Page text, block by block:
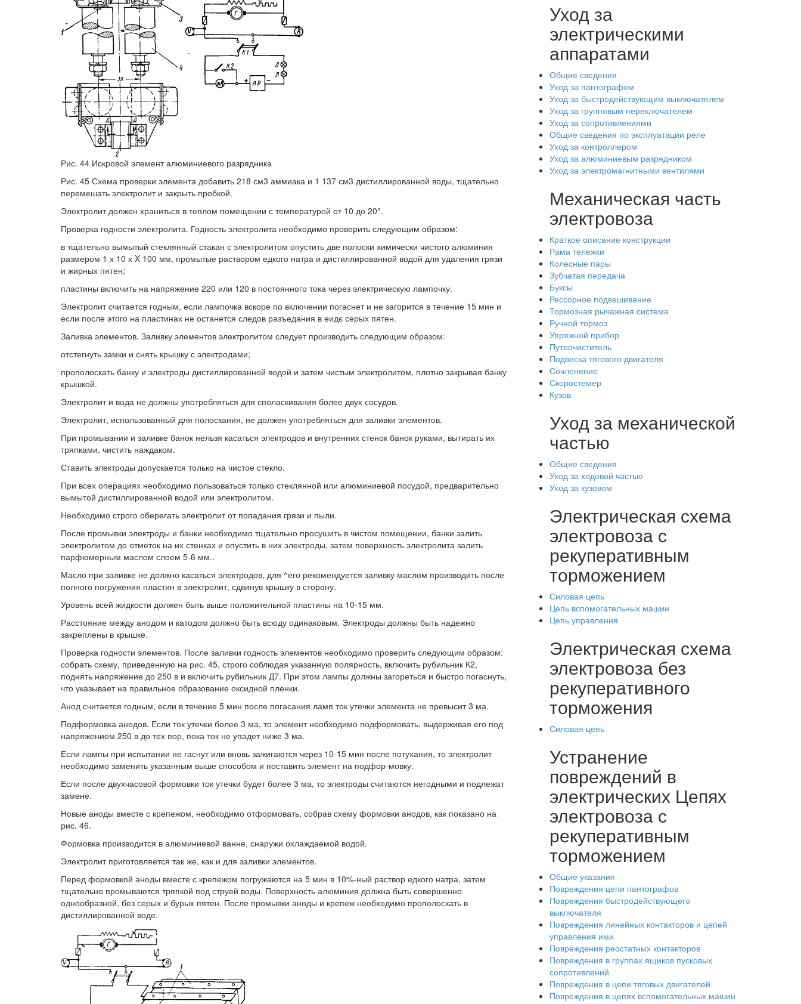
Рис. 44 Искровой элемент алюминиевого разрядника
Рис. 45 Схема проверки элемента добавить 218 см3 аммиака и 1 137 см3 дистиллированной воды, тщательно
перемешать электролит и закрыть пробкой.
Электролит должен храниться в теплом помещении с температурой от 10 до 20°.
Проверка годности электролита. Годность электролита необходимо проверить следующим образом:
в тщательно вымытый стеклянный стакан с электролитом опустить две полоски химически чистого алюминия
размером 1 х 10 х X 100 мм, промытые раствором едкого натра и дистиллированной водой для удаления грязи
и жирных пятен;
пластины включить на напряжение 220 или 120 в постоянного тока через электрическую лампочку.
Электролит считается годным, если лампочка вскоре по включении погаснет и не загорится в течение 15 мин и
если после этого на пластинах не останется следов разъедания в еидє серых пятен.
Заливка элементов. Заливку элементов электролитом следует производить следующим образом:
отстегнуть замки и снять крышку с электродами;
прополоскать банку и электроды дистиллированной водой и затем чистым электролитом, плотно закрывая банку
крышкой.
Электролит и вода не должны употребляться для споласкивания более двух сосудов.
Электролит, использованный для полоскания, не должен употребляться для заливки элементов.
При промывании и заливке банок нельзя касаться электродов и внутренних стенок банок руками, вытирать их
тряпками, чистить наждаком.
Ставить электроды допускается только на чистое стекло.
При всех операциях необходимо пользоваться только стеклянной или алюминиевой посудой, предварительно
вымытой дистиллированной водой или электролитом.
Необходимо строго оберегать электролит от попадания грязи и пыли.
После промывки электроды и банки необходимо тщательно просушить в чистом помещении, банки залить
электролитом до отметок на их стенках и опустить в них электроды, затем поверхность электролита залить
парфюмерным маслом слоем 5-6 мм..
Масло при заливке не должно касаться электродов, для ^его рекомендуется заливку маслом производить после
полного погружения пластин в электролит, сдвинув крышку в сторону.
Уровень всей жидкости должен быть выше положительной пластины на 10-15 мм.
Расстояние между анодом и катодом должно быть всюду одинаковым. Электроды должны быть надежно
закреплены в крышке.
Проверка годности элементов. После заливки годность элементов необходимо проверить следующим образом:
собрать схему, приведенную на рис. 45, строго соблюдая указанную полярность, включить рубильник К2,
поднять напряжение до 250 в и включить рубильник Д7. При этом лампы должны загореться и быстро погаснуть,
что указывает на правильное образование оксидной пленки.
Анод считается годным, если в течение 5 мин после погасания ламп ток утечки элемента не превысит 3 ма.
Подформовка анодов. Если ток утечки более 3 ма, то элемент необходимо подформовать, выдерживая его под
напряжением 250 в до тех пор, пока ток не упадет ниже 3 ма.
Если лампы при испытании не гаснут или вновь зажигаются через 10-15 мин после потухания, то электролит
необходимо заменить указанным выше способом и поставить элемент на подфор-мовку.
Если после двухчасовой формовки ток утечки будет более 3 ма, то электроды считаются негодными и подлежат
замене.
Новые аноды вместе с крепежом, необходимо отформовать, собрав схему формовки анодов, как показано на
рис. 46.
Формовка производится в алюминиевой ванне, снаружи охлаждаемой водой.
Электролит приготовляется так же, как и для заливки элементов.
Перед формовкой аноды вместе с крепежом погружаются на 5 мин в 10%-ный раствор едкого натра, затем
тщательно промываются тряпкой под струей воды. Поверхность алюминия должна быть совершенно
однообразной, без серых и бурых пятен. После промывки аноды и крепеж необходимо прополоскать в
дистиллированной воде.
Уход за
электрическими
аппаратами
Общие сведения
Уход за пантографом
Уход за быстродействующим выключателем
Уход за групповым переключателем
Уход за сопротивлениями
Общие сведения по эксплуатации реле
Уход за контроллером
Уход за алюминиевым разрядником
Уход за электромагнитными вентилями
Механическая часть
электровоза
Краткое описание конструкции
Рама тележки
Колесные пары
Зубчатая передача
Буксы
Рессорное подвешивание
Тормозная рычажная система
Ручной тормоз
Упряжной прибор
Путеочиститель
Подвеска тягового двигателя
Сочленение
Скоростемер
Кузов
Уход за механической
частью
Общие сведения
Уход за ходовой частью
Уход за кузовом
Электрическая схема
электровоза с
рекуперативным
торможением
Силовая цепь
Цепь вспомогательных машин
Цепь управления
Электрическая схема
электровоза без
рекуперативного
торможения
Силовая цепь
Устранение
повреждений в
электрических Цепях
электровоза с
рекуперативным
торможением
Общие указания
Повреждения цепи пантографов
Повреждения быстродействующего
выключателя
Повреждения линейных контакторов и цепей
управления ими
Повреждения реостатных контакторов
Повреждения в группах ящиков пусковых
сопротивлений
Повреждения в цепи тяговых двигателей
Повреждения в цепях вспомогательных машин